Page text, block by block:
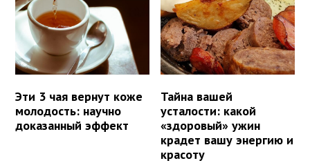
Эти 3 чая вернут коже
молодость: научно
доказанный эффект
Тайна вашей
усталости: какой
«здоровый» ужин
крадет вашу энергию и
красоту